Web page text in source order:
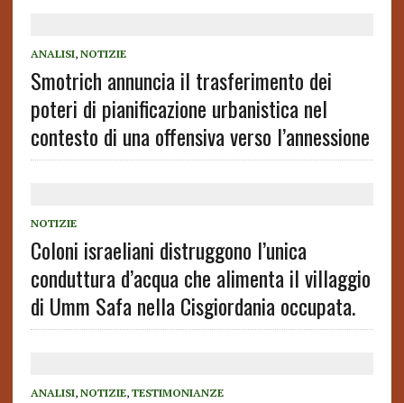
ANALISI, NOTIZIE
Smotrich annuncia il trasferimento dei
poteri di pianificazione urbanistica nel
contesto di una offensiva verso l’annessione
NOTIZIE
Coloni israeliani distruggono l’unica
conduttura d’acqua che alimenta il villaggio
di Umm Safa nella Cisgiordania occupata.
ANALISI, NOTIZIE, TESTIMONIANZE